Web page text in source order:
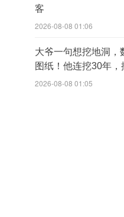
客
2026-08-08 01:06
大爷一句想挖地洞，
图纸！他连挖30年
2026-08-08 01:05